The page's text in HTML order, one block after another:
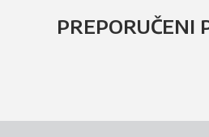
PREPORUČENI